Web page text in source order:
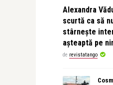
Alexandra
scurtă ca să
stârnește
așteaptă pe
de revistatango